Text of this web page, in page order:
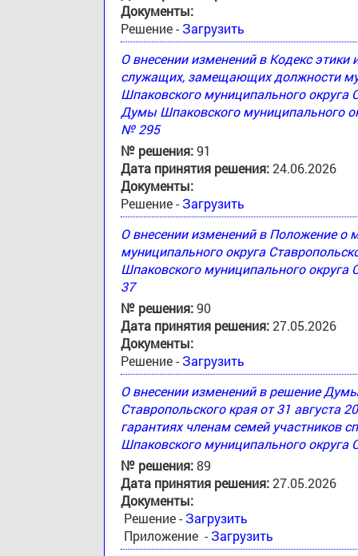
Документы:
Решение - Загрузить
О внесении изменений в Кодекс
служащих, замещающих должности
Шпаковского муниципального
Думы Шпаковского муниципального
№ 295
№ решения:91
Дата принятия решения:24.06.2026
Документы:
Решение - Загрузить
О внесении изменений в Положение
муниципального округа
Шпаковского муниципального округа
37
№ решения:90
Дата принятия решения:27.05.2026
Документы:
Решение - Загрузить
О внесении изменений в решение
Ставропольского края от 31
гарантиях членам семей участников
Шпаковского муниципального округа
№ решения:89
Дата принятия решения:27.05.2026
Документы:
Решение - Загрузить
Приложение - Загрузить